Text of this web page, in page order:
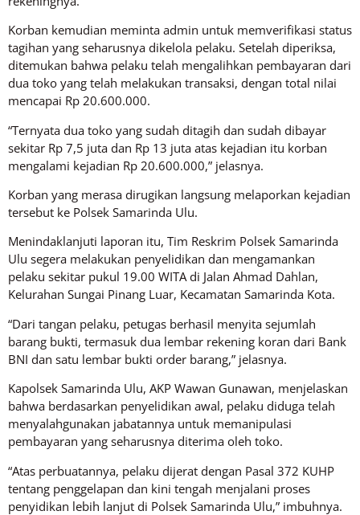
Korban kemudian meminta admin untuk memverifikasi status
tagihan yang seharusnya dikelola pelaku. Setelah diperiksa,
ditemukan bahwa pelaku telah mengalihkan pembayaran dari
dua toko yang telah melakukan transaksi, dengan total nilai
mencapai Rp 20.600.000.
“Ternyata dua toko yang sudah ditagih dan sudah dibayar
sekitar Rp 7,5 juta dan Rp 13 juta atas kejadian itu korban
mengalami kejadian Rp 20.600.000,” jelasnya.
Korban yang merasa dirugikan langsung melaporkan kejadian
tersebut ke Polsek Samarinda Ulu.
Menindaklanjuti laporan itu, Tim Reskrim Polsek Samarinda
Ulu segera melakukan penyelidikan dan mengamankan
pelaku sekitar pukul 19.00 WITA di Jalan Ahmad Dahlan,
Kelurahan Sungai Pinang Luar, Kecamatan Samarinda Kota.
“Dari tangan pelaku, petugas berhasil menyita sejumlah
barang bukti, termasuk dua lembar rekening koran dari Bank
BNI dan satu lembar bukti order barang,” jelasnya.
Kapolsek Samarinda Ulu, AKP Wawan Gunawan, menjelaskan
bahwa berdasarkan penyelidikan awal, pelaku diduga telah
menyalahgunakan jabatannya untuk memanipulasi
pembayaran yang seharusnya diterima oleh toko.
“Atas perbuatannya, pelaku dijerat dengan Pasal 372 KUHP
tentang penggelapan dan kini tengah menjalani proses
penyidikan lebih lanjut di Polsek Samarinda Ulu,” imbuhnya.